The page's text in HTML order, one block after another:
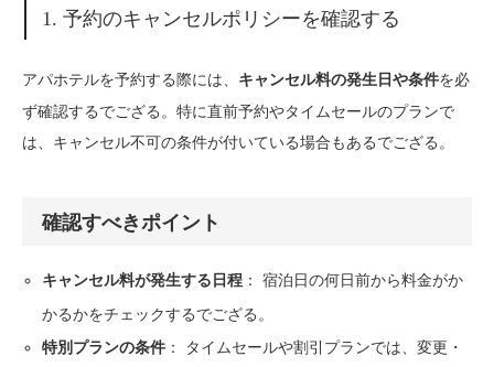
1. 予約のキャンセルポリシーを確認する
アパホテルを予約する際には、 キャンセル料の発生日や条件を必
ず確認するでござる。特に直前予約やタイムセールのプランで
は、キャンセル不可の条件が付いている場合もあるでござる。
確認すべきポイント
キャンセル料が発生する日程 ： 宿泊日の何日前から料金がか
かるかをチェックするでござる。
特別プランの条件 ： タイムセールや割引プランでは、変更・